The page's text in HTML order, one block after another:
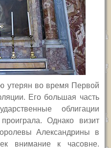
утерян во время Первой
Его большая часть
облигации
Однако визит
Александрины в
внимание к часовне.